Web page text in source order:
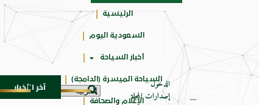
جائزتي
أوسكار
الدخول
إصدارات المجلة
الرئيسية
السعودية اليوم
أخبار السياحة
السياحة الميسرة (الدامجة)
الإعلام والصحافة
آخر الأخبار
برعاية أمير الباحة وتشريف السديس .. “بر بني